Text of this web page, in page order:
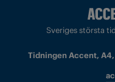
Sveriges största
Tidningen Accent, A4,